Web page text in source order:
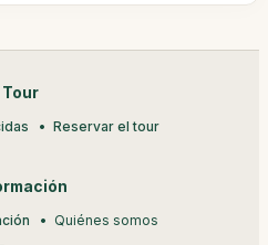
Tour
Reservar el tour
Quiénes somos